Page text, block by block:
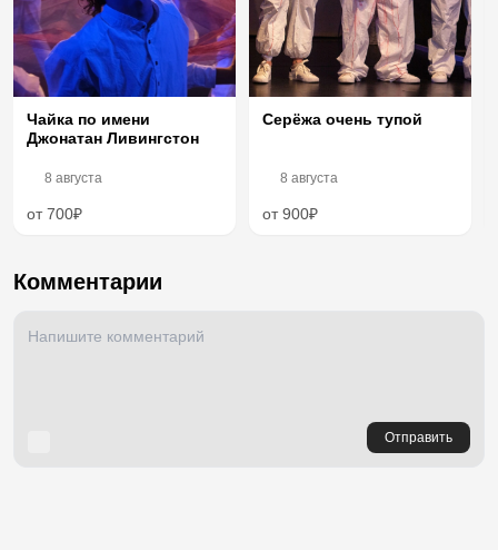
Чайка по имени
Джонатан Ливингстон
8 августа
от 700₽
Серёжа очень тупой
8 августа
от 900₽
Комментарии
Отправить